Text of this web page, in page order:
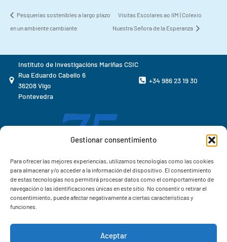
Gestionar consentimiento
Para ofrecer las mejores experiencias, utilizamos tecnologías como las cookies
para almacenar y/o acceder a la información del dispositivo. El consentimiento
de estas tecnologías nos permitirá procesar datos como el comportamiento de
navegación o las identificaciones únicas en este sitio. No consentir o retirar el
consentimiento, puede afectar negativamente a ciertas características y
funciones.
Aceptar
Pesquerías sostenibles a largo plazo
en un ambiente cambiante
Visitas Escolares ao IIM | Colexio
Nuestra Señora de la Esperanza
Instituto de Investigacións Mariñas CSIC
Rua Eduardo Cabello 6
36208 Vigo
Pontevedra
+34 986 23 19 30